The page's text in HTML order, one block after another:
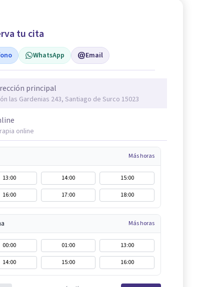
tu cita
WhatsApp Email
principal
las Gardenias 243, Santiago de Surco 15023
online
Más horas
13:00 14:00
15:00
16:00
17:00 18:00
Más horas
00:00 01:00
13:00
14:00
15:00 16:00